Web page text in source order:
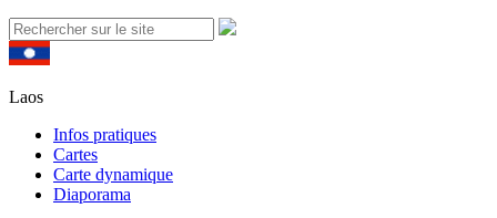
Laos
Infos pratiques
Cartes
Carte dynamique
Diaporama